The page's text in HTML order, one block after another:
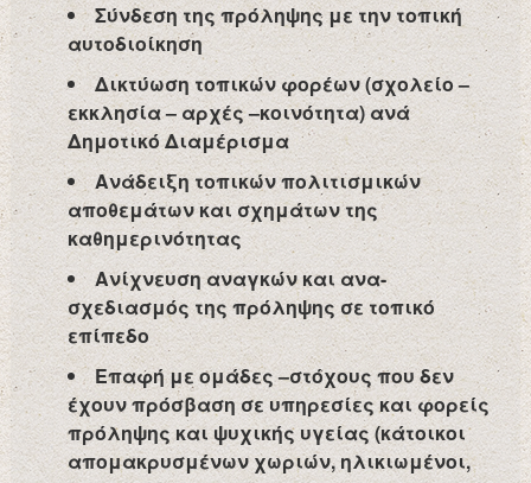
Σύνδεση της πρόληψης με την τοπική
αυτοδιοίκηση
Δικτύωση τοπικών φορέων (σχολείο –
εκκλησία – αρχές –κοινότητα) ανά
Δημοτικό Διαμέρισμα
Ανάδειξη τοπικών πολιτισμικών
αποθεμάτων και σχημάτων της
καθημερινότητας
Ανίχνευση αναγκών και ανα-
σχεδιασμός της πρόληψης σε τοπικό
επίπεδο
Επαφή με ομάδες –στόχους που δεν
έχουν πρόσβαση σε υπηρεσίες και φορείς
πρόληψης και ψυχικής υγείας (κάτοικοι
απομακρυσμένων χωριών, ηλικιωμένοι,